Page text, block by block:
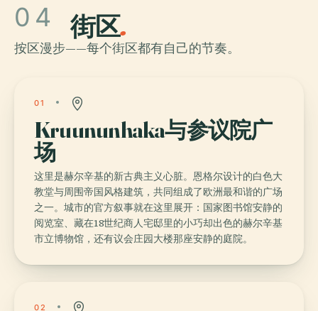
04 街区.
按区漫步——每个街区都有自己的节奏。
01
Kruununhaka与参议院广
场
这里是赫尔辛基的新古典主义心脏。恩格尔设计的白色大
教堂与周围帝国风格建筑，共同组成了欧洲最和谐的广场
之一。城市的官方叙事就在这里展开：国家图书馆安静的
阅览室、藏在18世纪商人宅邸里的小巧却出色的赫尔辛基
市立博物馆，还有议会庄园大楼那座安静的庭院。
02